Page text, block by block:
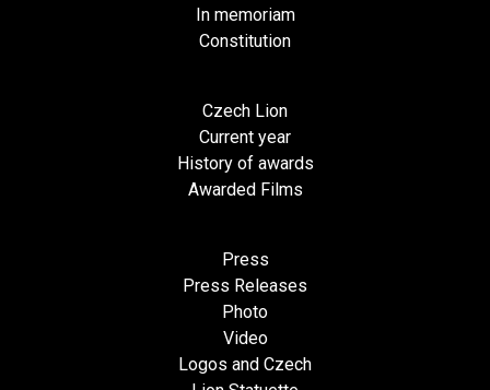
In memoriam
Constitution
Czech Lion
Current year
History of awards
Awarded Films
Press
Press Releases
Photo
Video
Logos and Czech